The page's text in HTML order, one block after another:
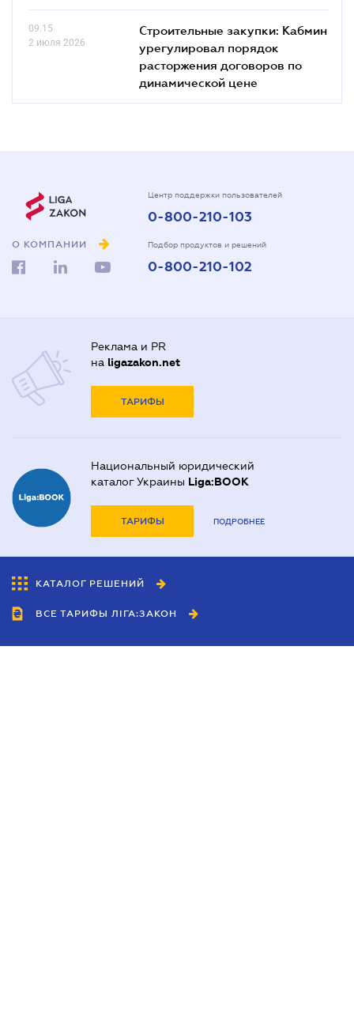
09.15
2 июля 2026
Строительные закупки: Кабмин
урегулировал порядок
расторжения договоров по
динамической цене
О КОМПАНИИ
Центр поддержки пользователей
0-800-210-103
Подбор продуктов и решений
0-800-210-102
Реклама и PR
на ligazakon.net
ТАРИФЫ
Национальный юридический
каталог Украины Liga:BOOK
ТАРИФЫ ПОДРОБНЕЕ
КАТАЛОГ РЕШЕНИЙ
ВСЕ ТАРИФЫ ЛІГА:ЗАКОН